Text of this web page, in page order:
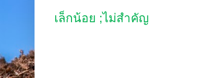
เล็กน้อย ;ไม่สำคัญ